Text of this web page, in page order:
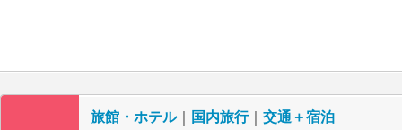
旅館・ホテル｜ 国内旅行｜ 交通＋宿泊